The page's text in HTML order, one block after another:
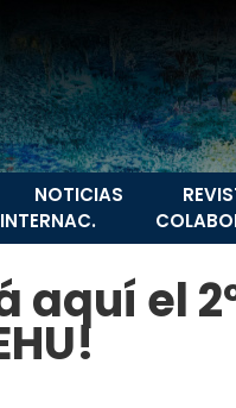
NOTICIAS
aquí el